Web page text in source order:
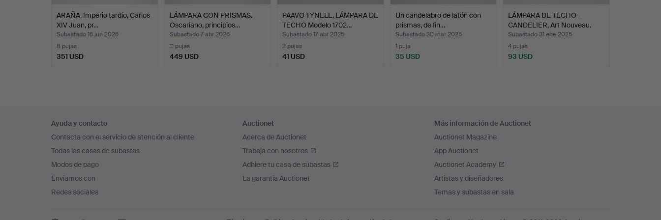
ARAÑA, Imperio tardío, Carlos
XIV Juan, pr…
Subastado 16 jun 2026
8 pujas
351 USD
LÁMPARA CON PRISMAS.
Oscariano, principios…
Subastado 7 abr 2026
11 pujas
449 USD
PAAVO TYNELL. LÁMPARA DE
TECHO Modelo 1702…
Subastado 17 abr 2025
2 pujas
41 USD
Un candelabro de latón con
prismas, de fin…
Subastado 30 mar 2025
1 puja
35 USD
LÁMPARA DE TECHO -
CANDELIER, Art Nouveau.
Subastado 31 ene 2025
4 pujas
93 USD
en
el
pie
de
página
Ayuda y contacto
Contacta con el servicio de atención al cliente
Todas las casas de subastas
Modos de pago
Enviamos con
Redes sociales
Auctionet
Acerca de Auctionet
Trabaja con nosotros
Adhiere tu casa de subastas
La garantía Auctionet
Más información de Auctionet
Auctionet Magazine
App Auctionet
Auctionet Academy
Artistas y diseñadores
Temas y subastas en sala